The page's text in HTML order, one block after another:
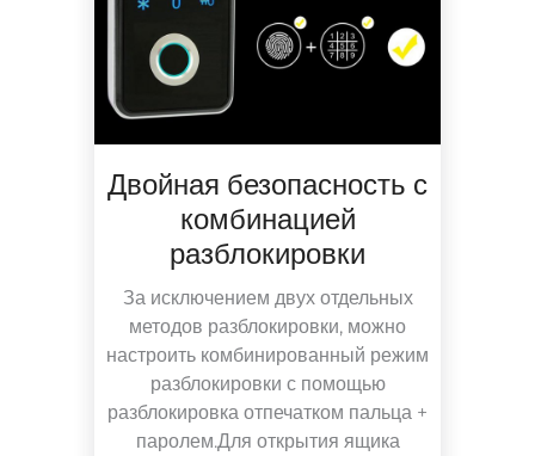
Двойная безопасность с
комбинацией
разблокировки
За исключением двух отдельных
методов разблокировки, можно
настроить комбинированный режим
разблокировки с помощью
разблокировка отпечатком пальца +
паролем.Для открытия ящика